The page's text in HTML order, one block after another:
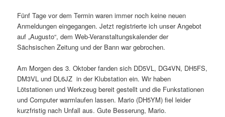
Fünf Tage vor dem Termin waren immer noch keine neuen
Anmeldungen eingegangen. Jetzt registrierte ich unser Angebot
auf „Augusto“, dem Web-Veranstaltungskalender der
Sächsischen Zeitung und der Bann war gebrochen.
Am Morgen des 3. Oktober fanden sich DD5VL, DG4VN, DH5FS,
DM3VL und DL6JZ in der Klubstation ein. Wir haben
Lötstationen und Werkzeug bereit gestellt und die Funkstationen
und Computer warmlaufen lassen. Mario (DH5YM) fiel leider
kurzfristig nach Unfall aus. Gute Besserung, Mario.